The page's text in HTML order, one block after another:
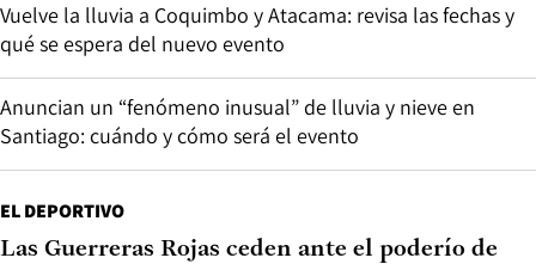
Vuelve la lluvia a Coquimbo y Atacama: revisa las fechas y
qué se espera del nuevo evento
Anuncian un “fenómeno inusual” de lluvia y nieve en
Santiago: cuándo y cómo será el evento
EL DEPORTIVO
Las Guerreras Rojas ceden ante el poderío de